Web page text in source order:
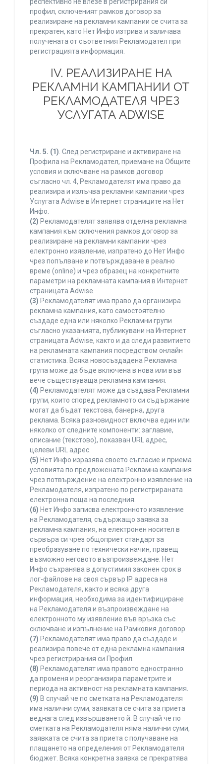
респективно не влезе в регистрирания си
профил, сключеният рамков договор за
реализиране на рекламни кампании се счита за
прекратен, като Нет Инфо изтрива и заличава
получената от съответния Рекламодател при
регистрацията информация.
IV. РЕАЛИЗИРАНЕ НА
РЕКЛАМНИ КАМПАНИИ ОТ
РЕКЛАМОДАТЕЛЯ ЧРЕЗ
УСЛУГАТА ADWISE
Чл. 5. (1). След регистриране и активиране на
Профила на Рекламодател, приемане на Общите
условия и сключване на рамков договор
съгласно чл. 4, Рекламодателят има право да
реализира и излъчва рекламни кампании чрез
Услугата Adwise в Интернет страниците на Нет
Инфо.
(2) Рекламодателят заявява отделна рекламна
кампания към сключения рамков договор за
реализиране на рекламни кампании чрез
електронно изявление, изпратено до Нет Инфо
чрез попълване и потвърждаване в реално
време (online) и чрез образец на конкретните
параметри на рекламната кампания в Интернет
страницата Adwise.
(3) Рекламодателят има право да организира
рекламна кампания, като самостоятелно
създаде една или няколко Рекламни групи
съгласно указанията, публикувани на Интернет
страницата Adwise, както и да следи развитието
на рекламната кампания посредством онлайн
статистика. Всяка новосъздадена Рекламна
група може да бъде включена в нова или във
вече съществуваща рекламна кампания.
(4) Рекламодателят може да създава Рекламни
групи, които според рекламното си съдържание
могат да бъдат текстова, банерна, друга
реклама. Всяка разновидност включва един или
няколко от следните компоненти: заглавие,
описание (текстово), показван URL адрес,
целеви URL адрес.
(5) Нет Инфо изразява своето съгласие и приема
условията по предложената Рекламна кампания
чрез потвърждение на електронно изявление на
Рекламодателя, изпратено по регистрираната
електронна поща на последния.
(6) Нет Инфо записва електронното изявление
на Рекламодателя, съдържащо заявка за
рекламна кампания, на електронен носител в
сървъра си чрез общоприет стандарт за
преобразуване по технически начин, правещ
възможно неговото възпроизвеждане. Нет
Инфо съхранява в допустимия законен срок в
лог-файлове на своя сървър IP адреса на
Рекламодателя, както и всяка друга
информация, необходима за идентифициране
на Рекламодателя и възпроизвеждане на
електронното му изявление във връзка със
сключване и изпълнение на Рамковия договор.
(7) Рекламодателят има право да създаде и
реализира повече от една рекламна кампания
чрез регистрирания си Профил.
(8) Рекламодателят има правото едностранно
да променя и реорганизира параметрите и
периода на активност на рекламната кампания.
(9) В случай че по сметката на Рекламодателя
има налични суми, заявката се счита за приета
веднага след извършването й. В случай че по
сметката на Рекламодателя няма налични суми,
заявката се счита за приета с получаване на
плащането на определения от Рекламодателя
бюджет. Всяка конкретна заявка се прекратява